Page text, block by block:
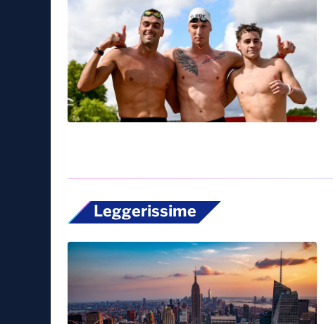
Leggerissime